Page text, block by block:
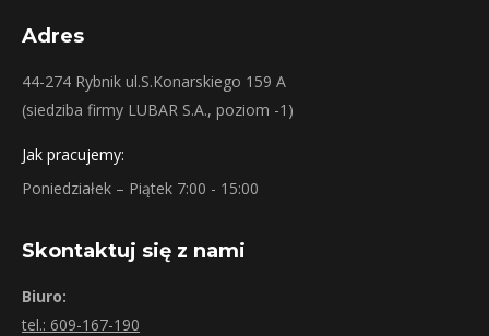
Adres
44-274 Rybnik ul.S.Konarskiego 159 A
(siedziba firmy LUBAR S.A., poziom -1)
Jak pracujemy:
Poniedziałek – Piątek 7:00 - 15:00
Skontaktuj się z nami
Biuro:
tel.: 609-167-190